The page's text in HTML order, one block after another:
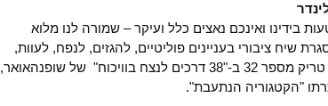
בידינו ואינכם נאצים כלל ועיקר – שמורה לנו מלוא
שיח ציבורי בעניינים פוליטיים, להגזים, לנפח, לעוות,
ולאמץ את טריק מספר 32 ב-"38 דרכים לנצח בוויכוח" של שופנהאואר,
"הקטגוריה הנתעבת".